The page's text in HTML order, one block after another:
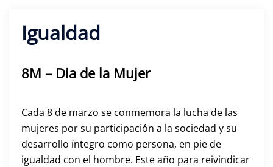
Igualdad
8M – Dia de la Mujer
Cada 8 de marzo se conmemora la lucha de las
mujeres por su participación a la sociedad y su
desarrollo íntegro como persona, en pie de
igualdad con el hombre. Este año para reivindicar